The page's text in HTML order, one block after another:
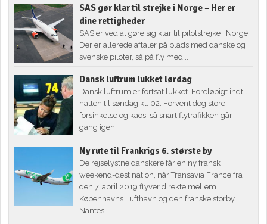
SAS gør klar til strejke i Norge – Her er
dine rettigheder
SAS er ved at gøre sig klar til pilotstrejke i Norge.
Der er allerede aftaler på plads med danske og
svenske piloter, så på fly med...
Dansk luftrum lukket lørdag
Dansk luftrum er fortsat lukket. Foreløbigt indtil
natten til søndag kl. 02. Forvent dog store
forsinkelse og kaos, så snart flytrafikken går i
gang igen.
Ny rute til Frankrigs 6. største by
De rejselystne danskere får en ny fransk
weekend-destination, når Transavia France fra
den 7. april 2019 flyver direkte mellem
Københavns Lufthavn og den franske storby
Nantes...